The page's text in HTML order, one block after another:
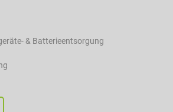
& Batterieentsorgung